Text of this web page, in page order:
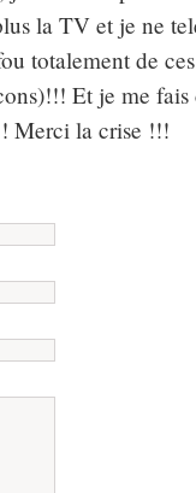
la TV et je ne
totalement de
Et je me
Merci la crise !!!